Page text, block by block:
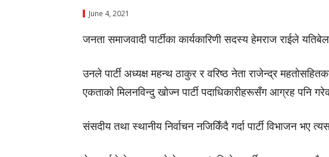
June 4, 2021
जनता समाजवादी पार्टीका कार्यकारिणी सदस्य हेमराज राईले
उनले पार्टी अध्यक्ष महन्थ ठाकुर र वरिष्ठ नेता राजेन्द्र
एकताको मिलनविन्दु खोज्न पार्टीपदाधिकारीहरूसँगआग्रह पनि
संसदीय तथा स्थानीय निर्वाचननजिकिँदैगर्दा पार्टी विभाजन भए